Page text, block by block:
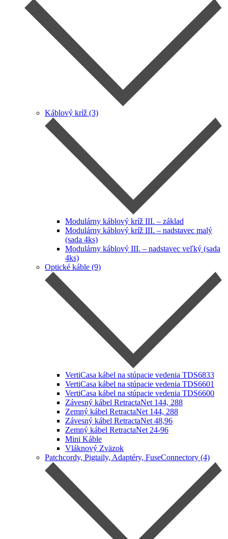
Káblový kríž (3)
Modulárny káblový kríž III. – základ
Modulárny káblový kríž III. – nadstavec malý
(sada 4ks)
Modulárny káblový III. – nadstavec veľký (sada
4ks)
Optické káble (9)
VertiCasa kábel na stúpacie vedenia TDS6833
VertiCasa kábel na stúpacie vedenia TDS6601
VertiCasa kábel na stúpacie vedenia TDS6600
Závesný kábel RetractaNet 144, 288
Zemný kábel RetractaNet 144, 288
Závesný kábel RetractaNet 48,96
Zemný kábel RetractaNet 24-96
Mini Káble
Vláknový Zväzok
Patchcordy, Pigtaily, Adaptéry, FuseConnectory (4)